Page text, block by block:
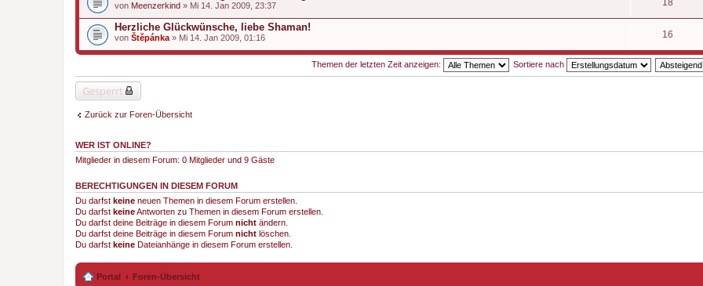
von Meenzerkind » Mi 14. Jan 2009, 23:37 18
Herzliche Glückwünsche, liebe Shaman!
von Štěpánka » Mi 14. Jan 2009, 01:16 16
Themen der letzten Zeit anzeigen: Sortiere nach
Gesperrt
Zurück zur Foren-Übersicht
WER IST ONLINE?
Mitglieder in diesem Forum: 0 Mitglieder und 9 Gäste
BERECHTIGUNGEN IN DIESEM FORUM
Du darfst keine neuen Themen in diesem Forum erstellen.
Du darfst keineAntworten zu Themen in diesem Forum erstellen.
Du darfst deine Beiträge in diesem Forum nicht ändern.
Du darfst deine Beiträge in diesem Forum nicht löschen.
Du darfst keine Dateianhänge in diesem Forum erstellen.
Portal Foren-Übersicht